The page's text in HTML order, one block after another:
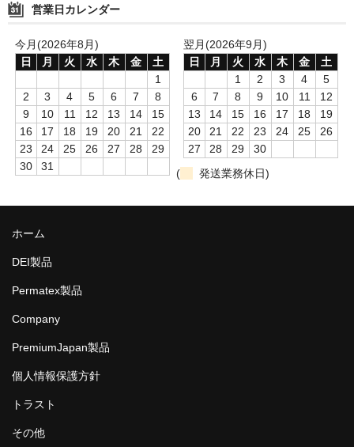
営業日カレンダー
今月(2026年8月)
日
月 火 水 木 金
土
1
2
3 4 5 6 7
8
9
10 11 12 13 14
15
16
17 18 19 20 21
22
23
24 25 26 27 28
29
30
31
翌月(2026年9月)
日
月 火 水 木 金
土
1
2 3 4
5
6
7 8 9 10 11
12
13
14 15 16 17 18
19
20
21 22 23 24 25
26
27
28 29
30
(
発送業務休日)
ホーム
DEI製品
Permatex製品
Company
PremiumJapan製品
個人情報保護方針
トラスト
その他